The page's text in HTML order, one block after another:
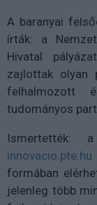
A baranyai
írták: a
Hivatal
zajlottak olyan
felhalmozott
tudományos
Ismertették:
innovacio.pte.hu
formában
jelenleg több